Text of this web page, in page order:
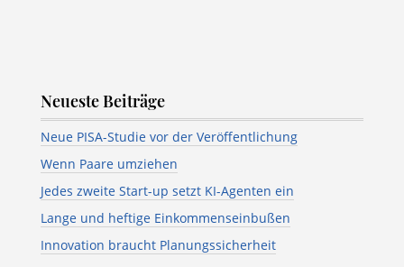
Neueste Beiträge
Neue PISA-Studie vor der Veröffentlichung
Wenn Paare umziehen
Jedes zweite Start-up setzt KI-Agenten ein
Lange und heftige Einkommenseinbußen
Innovation braucht Planungssicherheit